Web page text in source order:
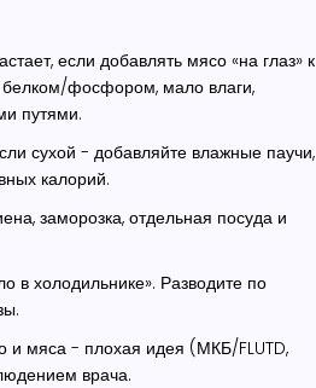
если добавлять мясо «на глаз» к
белком/фосфором, мало влаги,
путями.
сухой - добавляйте влажные паучи,
калорий.
заморозка, отдельная посуда и
в холодильнике». Разводите по
и мяса - плохая идея (МКБ/FLUTD,
врача.